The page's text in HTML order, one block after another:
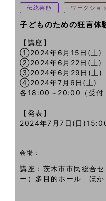
伝統芸能 ワークショ
子どものための狂言体
【講座】
①2024年6月15日(土)
②2024年6月22日(土)
③2024年6月29日(土)
④2024年7月6日(土)
各18:00～20:00（受付
【発表】
2024年7月7日(日
会場：
講座： 茨木市市民総合
ー）多目的ホール ほか